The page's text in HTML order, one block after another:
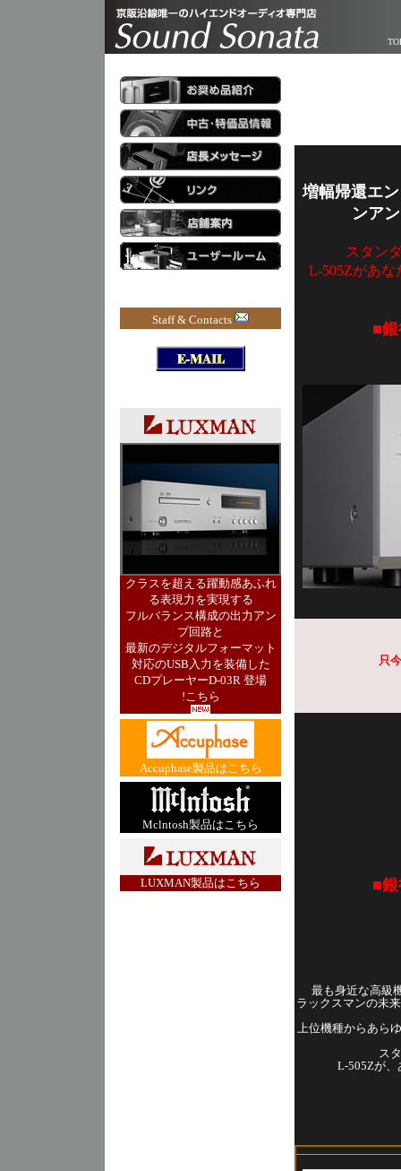
Staff & Contacts
クラスを超える躍動感あふれ
る表現力を実現する
フルバランス構成の出力アン
プ回路と
最新のデジタルフォーマット
対応のUSB入力を装備した
CDプレーヤーD-03R 登場
!こちら
Accuphase製品はこちら
Mclntosh製品はこちら
LUXMAN製品はこちら
増幅帰還エ
ンア
スタン
L-505Zがあ
■
只
■
最も身近な高級
ラックスマンの未
上位機種からあら
ス
L-505Zが、